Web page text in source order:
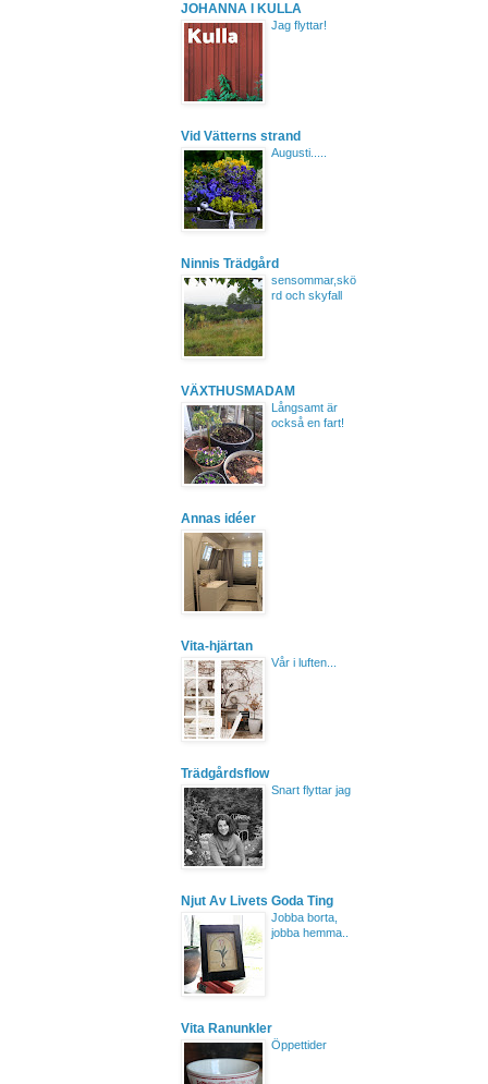
JOHANNA I KULLA
Jag flyttar!
Vid Vätterns strand
Augusti.....
Ninnis Trädgård
sensommar,skö
rd och skyfall
VÄXTHUSMADAM
Långsamt är
också en fart!
Annas idéer
Vita-hjärtan
Vår i luften...
Trädgårdsflow
Snart flyttar jag
Njut Av Livets Goda Ting
Jobba borta,
jobba hemma..
Vita Ranunkler
Öppettider